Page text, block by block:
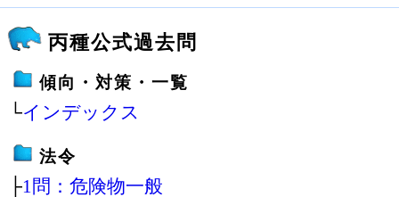
丙種公式過去問
傾向・対策・一覧
└インデックス
法令
├1問：危険物一般